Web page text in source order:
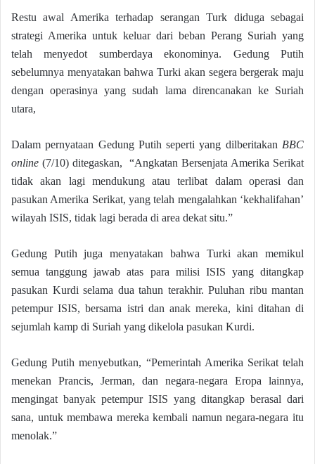
Restu awal Amerika terhadap serangan Turk diduga sebagai
strategi Amerika untuk keluar dari beban Perang Suriah yang
telah menyedot sumberdaya ekonominya. Gedung Putih
sebelumnya menyatakan bahwa Turki akan segera bergerak maju
dengan operasinya yang sudah lama direncanakan ke Suriah
utara,
Dalam pernyataan Gedung Putih seperti yang dilberitakan BBC
online (7/10) ditegaskan, “Angkatan Bersenjata Amerika Serikat
tidak akan lagi mendukung atau terlibat dalam operasi dan
pasukan Amerika Serikat, yang telah mengalahkan ‘kekhalifahan’
wilayah ISIS, tidak lagi berada di area dekat situ.”
Gedung Putih juga menyatakan bahwa Turki akan memikul
semua tanggung jawab atas para milisi ISIS yang ditangkap
pasukan Kurdi selama dua tahun terakhir. Puluhan ribu mantan
petempur ISIS, bersama istri dan anak mereka, kini ditahan di
sejumlah kamp di Suriah yang dikelola pasukan Kurdi.
Gedung Putih menyebutkan, “Pemerintah Amerika Serikat telah
menekan Prancis, Jerman, dan negara-negara Eropa lainnya,
mengingat banyak petempur ISIS yang ditangkap berasal dari
sana, untuk membawa mereka kembali namun negara-negara itu
menolak.”